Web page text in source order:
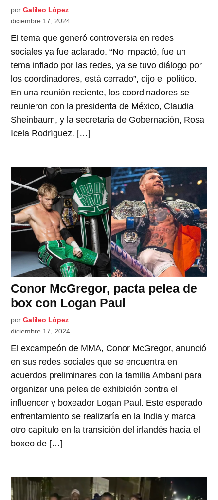
por Galileo López
diciembre 17, 2024
El tema que generó controversia en redes
sociales ya fue aclarado. “No impactó, fue un
tema inflado por las redes, ya se tuvo diálogo por
los coordinadores, está cerrado”, dijo el político.
En una reunión reciente, los coordinadores se
reunieron con la presidenta de México, Claudia
Sheinbaum, y la secretaria de Gobernación, Rosa
Icela Rodríguez. […]
Conor McGregor, pacta pelea de
box con Logan Paul
por Galileo López
diciembre 17, 2024
El excampeón de MMA, Conor McGregor, anunció
en sus redes sociales que se encuentra en
acuerdos preliminares con la familia Ambani para
organizar una pelea de exhibición contra el
influencer y boxeador Logan Paul. Este esperado
enfrentamiento se realizaría en la India y marca
otro capítulo en la transición del irlandés hacia el
boxeo de […]